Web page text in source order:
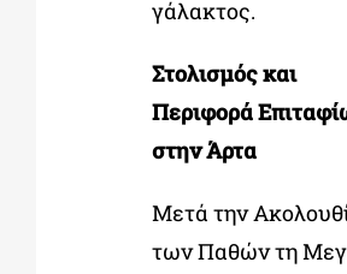
γάλακτος.
Στολισμός και
Περιφορά
στην Άρτα
Μετά την
των Παθών τη